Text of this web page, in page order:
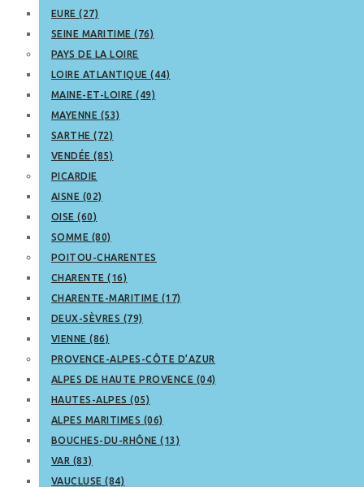
EURE (27)
SEINE MARITIME (76)
PAYS DE LA LOIRE
LOIRE ATLANTIQUE (44)
MAINE-ET-LOIRE (49)
MAYENNE (53)
SARTHE (72)
VENDÉE (85)
PICARDIE
AISNE (02)
OISE (60)
SOMME (80)
POITOU-CHARENTES
CHARENTE (16)
CHARENTE-MARITIME (17)
DEUX-SÈVRES (79)
VIENNE (86)
PROVENCE-ALPES-CÔTE D’AZUR
ALPES DE HAUTE PROVENCE (04)
HAUTES-ALPES (05)
ALPES MARITIMES (06)
BOUCHES-DU-RHÔNE (13)
VAR (83)
VAUCLUSE (84)